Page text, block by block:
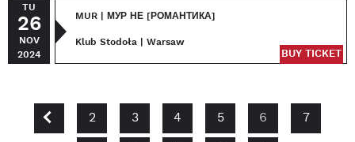
TU
26
NOV
2024
MUR | МУР НЕ [РОМАНТИКА]
Klub Stodoła | Warsaw
BUY TICKET
PREVIOUS
2 3 4 5 6
7